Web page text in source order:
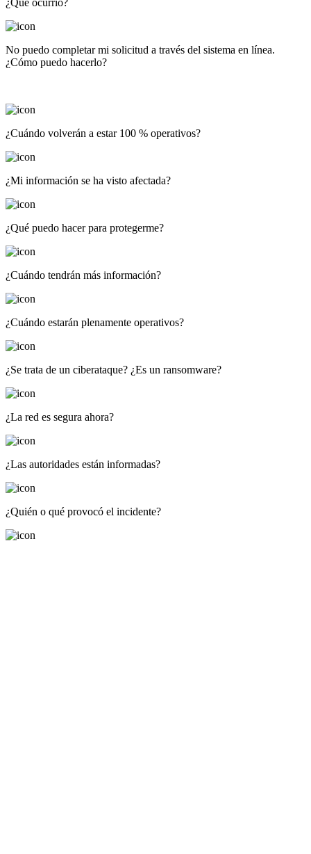
No puedo completar mi solicitud a través del sistema en línea.
¿Cómo puedo hacerlo?
¿Cuándo volverán a estar 100 % operativos?
¿Mi información se ha visto afectada?
¿Qué puedo hacer para protegerme?
¿Cuándo tendrán más información?
¿Cuándo estarán plenamente operativos?
¿Se trata de un ciberataque? ¿Es un ransomware?
¿La red es segura ahora?
¿Las autoridades están informadas?
¿Quién o qué provocó el incidente?